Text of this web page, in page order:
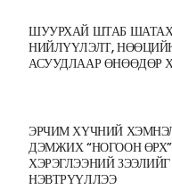
ШУУРХАЙ ШТАБ
НИЙЛҮҮЛЭЛТ,
АСУУДЛААР ӨНӨӨДӨР
ЭРЧИМ ХҮЧНИЙ
ДЭМЖИХ “НОГООН ӨРХ”
ХЭРЭГЛЭЭНИЙ ЗЭЭЛИЙГ
НЭВТРҮҮЛЛЭЭ